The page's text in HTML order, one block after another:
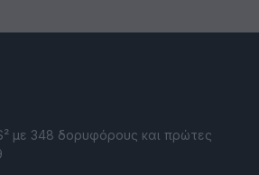
με 348 δορυφόρους και πρώτες